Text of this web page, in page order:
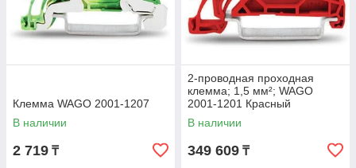
Клемма WAGO 2001-1207
В наличии
2 719 ₸
2-проводная проходная
клемма; 1,5 мм²; WAGO
2001-1201 Красный
В наличии
349 609 ₸